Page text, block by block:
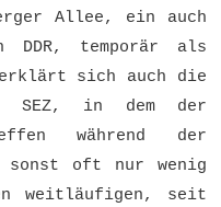
Allee, ein auch
DDR, temporär als
sich auch die
Im SEZ, in dem der
während der
sonst oft nur wenig
weitläufigen, seit